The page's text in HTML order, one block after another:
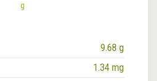
g
9.68 g
1.34 mg